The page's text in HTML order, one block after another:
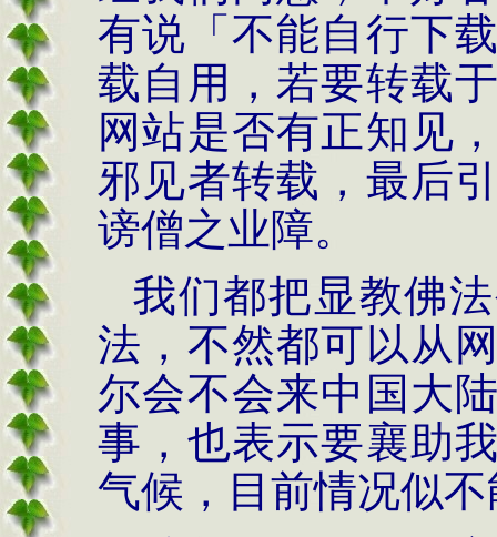
有说「不能自行下
载自用，若要转载
网站是否有正知见
邪见者转载，最后
谤僧之业障。
我们都把显教佛
法，不然都可以从
尔会不会来中国大
事，也表示要襄助
气候，目前情况似